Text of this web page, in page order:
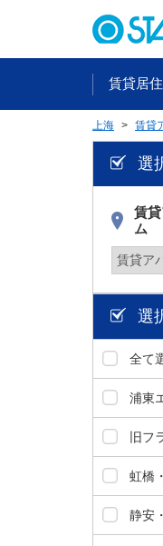
移
賃貸居
上海 賃貸
選
賃
ム
選
全て
浦東
旧フ
虹橋
静安